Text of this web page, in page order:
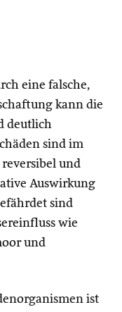
eine falsche,
kann die
deutlich
sind im
und
Auswirkung
sind
wie
und
ist